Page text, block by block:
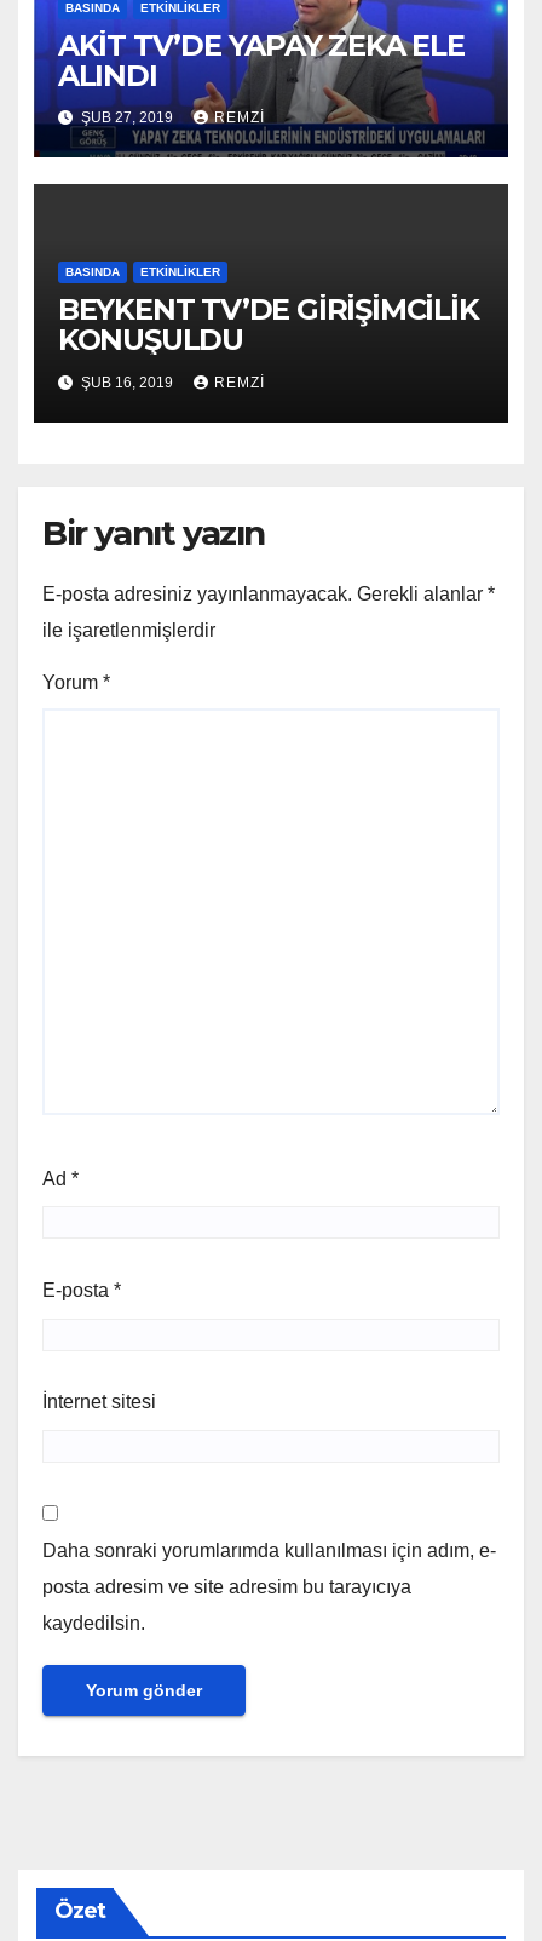
BASINDA ETKINLIKLER
AKİT TV’DE YAPAY ZEKA ELE
ALINDI
ŞUB 27, 2019 REMZI
BASINDA ETKINLIKLER
BEYKENT TV’DE GİRİŞİMCİLİK
KONUŞULDU
ŞUB 16, 2019 REMZI
Bir yanıt yazın
E-posta adresiniz yayınlanmayacak. Gerekli alanlar *
ile işaretlenmişlerdir
Yorum *
Ad *
E-posta *
İnternet sitesi
Daha sonraki yorumlarımda kullanılması için adım, e-
posta adresim ve site adresim bu tarayıcıya
kaydedilsin.
Özet